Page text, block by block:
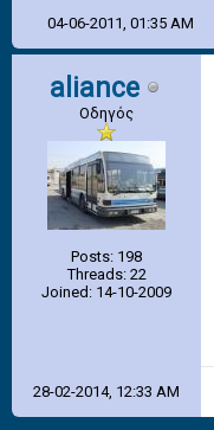
04-06-2011, 01:35 AM
aliance
Οδηγός
Posts: 198
Threads: 22
Joined: 14-10-2009
28-02-2014, 12:33 AM